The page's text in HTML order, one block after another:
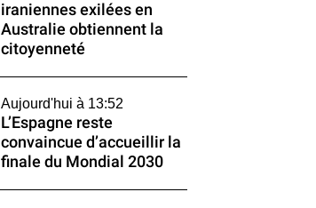
iraniennes exilées en
Australie obtiennent la
citoyenneté
Aujourd'hui à 13:52
L’Espagne reste
convaincue d’accueillir la
finale du Mondial 2030